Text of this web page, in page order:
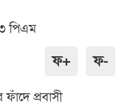
পিএম
ফ+ ফ-